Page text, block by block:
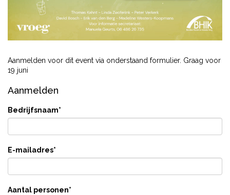
Aanmelden voor dit event via onderstaand formulier. Graag voor
19 juni
Aanmelden
Bedrijfsnaam*
E-mailadres*
Aantal personen*